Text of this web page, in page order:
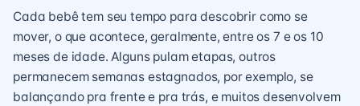
Cada bebê tem seu tempo para descobrir como se
mover, o que acontece, geralmente, entre os 7 e os 10
meses de idade. Alguns pulam etapas, outros
permanecem semanas estagnados, por exemplo, se
balançando pra frente e pra trás, e muitos desenvolvem